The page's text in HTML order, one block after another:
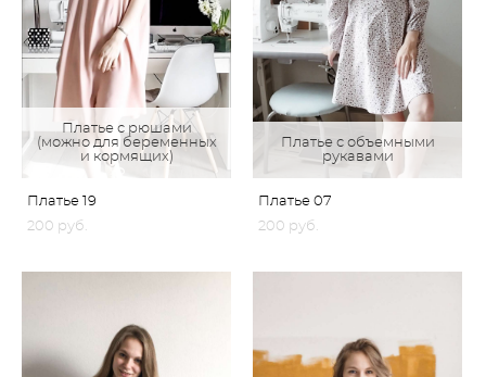
Платье с рюшами
(можно для беременных
и кормящих)
Платье 19
200 pуб.
Платье с объемными
рукавами
Платье 07
200 pуб.